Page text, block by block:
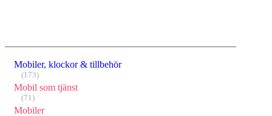
Mobiler, klockor & tillbehör
(173)
Mobil som tjänst
(71)
Mobiler